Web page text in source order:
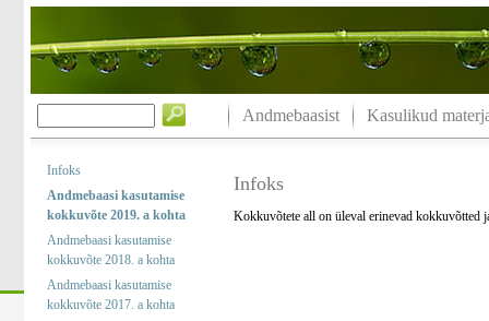
Andmebaasist Kasulikud
Infoks
Andmebaasi kasutamise
kokkuvõte 2019. a kohta
Andmebaasi kasutamise
kokkuvõte 2018. a kohta
Andmebaasi kasutamise
kokkuvõte 2017. a kohta
Infoks
Kokkuvõtete all on üleval erinevad kokkuvõtted